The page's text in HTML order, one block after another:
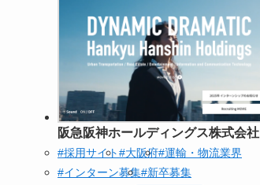
阪急阪神ホールディングス株式会社
#採用サイト#大阪府#運輸・物流業界
#インターン募集#新卒募集